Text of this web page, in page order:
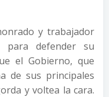
y trabajador
para defender su
el Gobierno, que
de sus principales
y voltea la cara.